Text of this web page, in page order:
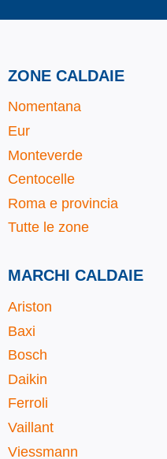
ZONE CALDAIE
Nomentana
Eur
Monteverde
Centocelle
Roma e provincia
Tutte le zone
MARCHI CALDAIE
Ariston
Baxi
Bosch
Daikin
Ferroli
Vaillant
Viessmann